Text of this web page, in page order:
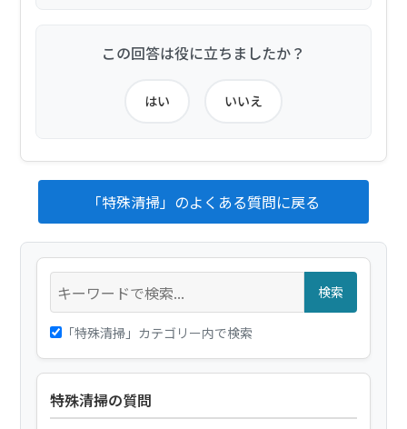
この回答は役に立ちましたか？
はい いいえ
「特殊清掃」のよくある質問に戻る
検索
「特殊清掃」カテゴリー内で検索
特殊清掃の質問